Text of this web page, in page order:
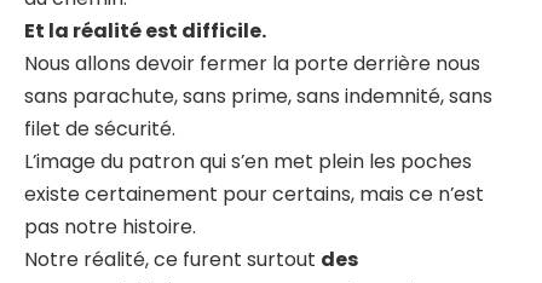
Et la réalité est difficile.
Nous allons devoir fermer la porte derrière nous
sans parachute, sans prime, sans indemnité, sans
filet de sécurité.
L’image du patron qui s’en met plein les poches
existe certainement pour certains, mais ce n’est
pas notre histoire.
Notre réalité, ce furent surtout des